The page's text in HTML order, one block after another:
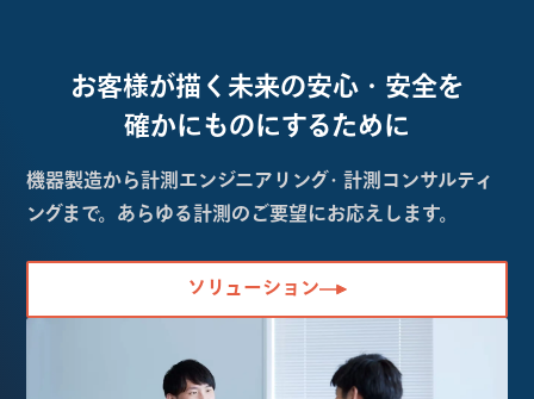
お客様が描く未来の安心・安全を
確かにものにするために
機器製造から計測エンジニアリング・計測コンサルティ
ングまで。あらゆる計測のご要望にお応えします。
ソリューション